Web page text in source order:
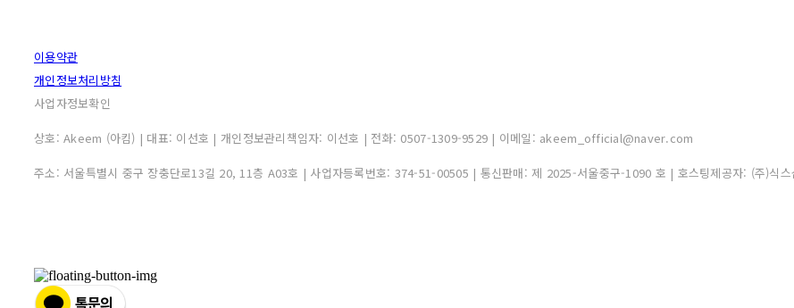
이용약관
개인정보처리방침
사업자정보확인
상호: Akeem (아킴) | 대표: 이선호 | 개인정보관리책임자: 이선호 | 전화: 0507-1309-9529 | 이메일: akeem_official@naver.com
주소: 서울특별시 중구 장충단로13길 20, 11층 A03호 | 사업자등록번호: 374-51-00505 | 통신판매: 제 2025-서울중구-1090 호 | 호스팅제공자: (주)식스